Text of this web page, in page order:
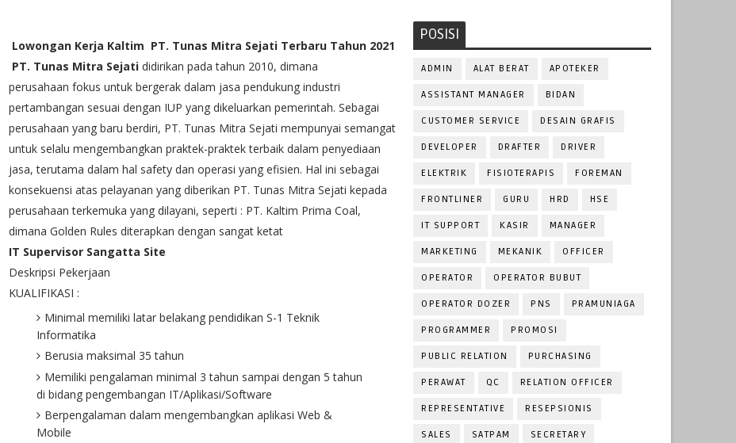
Lowongan Kerja Kaltim PT. Tunas Mitra Sejati Terbaru Tahun 2021
PT. Tunas Mitra Sejati didirikan pada tahun 2010, dimana
perusahaan fokus untuk bergerak dalam jasa pendukung industri
pertambangan sesuai dengan IUP yang dikeluarkan pemerintah. Sebagai
perusahaan yang baru berdiri, PT. Tunas Mitra Sejati mempunyai semangat
untuk selalu mengembangkan praktek-praktek terbaik dalam penyediaan
jasa, terutama dalam hal safety dan operasi yang efisien. Hal ini sebagai
konsekuensi atas pelayanan yang diberikan PT. Tunas Mitra Sejati kepada
perusahaan terkemuka yang dilayani, seperti : PT. Kaltim Prima Coal,
dimana Golden Rules diterapkan dengan sangat ketat
IT Supervisor Sangatta Site
Deskripsi Pekerjaan
KUALIFIKASI :
Minimal memiliki latar belakang pendidikan S-1 Teknik
Informatika
Berusia maksimal 35 tahun
Memiliki pengalaman minimal 3 tahun sampai dengan 5 tahun
di bidang pengembangan IT/Aplikasi/Software
Berpengalaman dalam mengembangkan aplikasi Web &
Mobile
POSISI
ADMIN ALAT BERAT APOTEKER
ASSISTANT MANAGER BIDAN
CUSTOMER SERVICE DESAIN GRAFIS
DEVELOPER DRAFTER DRIVER
ELEKTRIK FISIOTERAPIS FOREMAN
FRONTLINER GURU HRD HSE
IT SUPPORT KASIR MANAGER
MARKETING MEKANIK OFFICER
OPERATOR OPERATOR BUBUT
OPERATOR DOZER PNS PRAMUNIAGA
PROGRAMMER PROMOSI
PUBLIC RELATION PURCHASING
PERAWAT QC RELATION OFFICER
REPRESENTATIVE RESEPSIONIS
SALES SATPAM SECRETARY